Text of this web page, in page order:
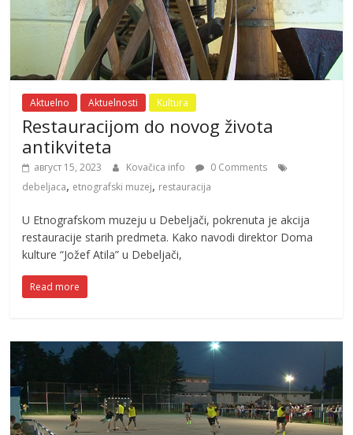
Aktuelno Aktuelnosti Kultura
Restauracijom do novog života
antikviteta
август 15, 2023 Kovačica info
0 Comments
debeljaca, etnografski muzej, restauracija
U Etnografskom muzeju u Debeljači, pokrenuta je akcija
restauracije starih predmeta. Kako navodi direktor Doma
kulture “Jožef Atila” u Debeljači,
Read more